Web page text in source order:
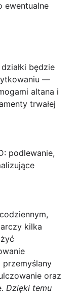
ewentualne
będzie
—
altana i
trwałej
podlewanie,
kilka
przemyślany
oraz
Dzięki temu